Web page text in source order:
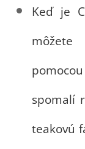
Keď je
spomalí
teakovú